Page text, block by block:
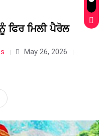
ਫਿਰ ਮਿਲੀ ਪੈਰੋਲ
May 26, 2026